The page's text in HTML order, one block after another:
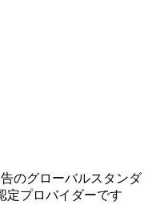
のグローバルスタンダ
定プロバイダーです